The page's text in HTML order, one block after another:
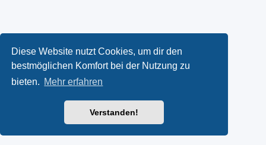
Diese Website nutzt Cookies, um dir den
bestmöglichen Komfort bei der Nutzung zu
bieten. Mehr erfahren
Verstanden!